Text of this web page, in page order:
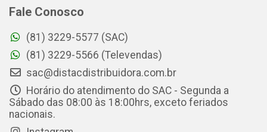
Fale Conosco
(81) 3229-5577 (SAC)
(81) 3229-5566 (Televendas)
sac@distacdistribuidora.com.br
Horário do atendimento do SAC - Segunda a
Sábado das 08:00 às 18:00hrs, exceto feriados
nacionais.